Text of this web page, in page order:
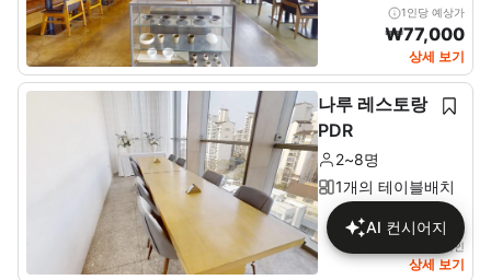
1인당 예상가
₩77,000
상세 보기
나루 레스토랑
PDR
2~8명
1개의 테이블배치
상세에서 가격 확인
상세 보기
AI 컨시어지